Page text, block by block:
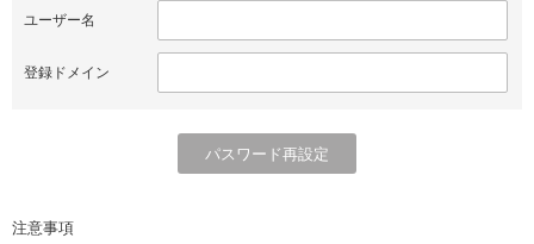
ユーザー名
登録ドメイン
注意事項